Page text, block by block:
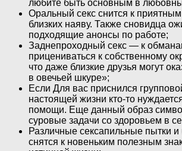
любите быть основным в
Оральный секс снится к
близких наяву. Также сновидца
подходящие анонсы по работе;
Заднепроходный секс — к
прицениваться к собственному
что даже близкие друзья могут
в овечьей шкуре»;
Если Для вас приснился
настоящей жизни кто-то
помощи. Еще данный образ
суровые задачи со здоровьем в
Различные сексапильные пытки
снятся к новеньким полезным